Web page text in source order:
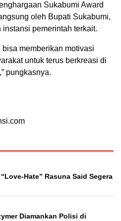
Sukabumi Award
oleh Bupati Sukabumi,
pemerintah terkait.
memberikan motivasi
untuk terus berkreasi di
pungkasnya.
Hate” Rasuna Said Segera
Diamankan Polisi di